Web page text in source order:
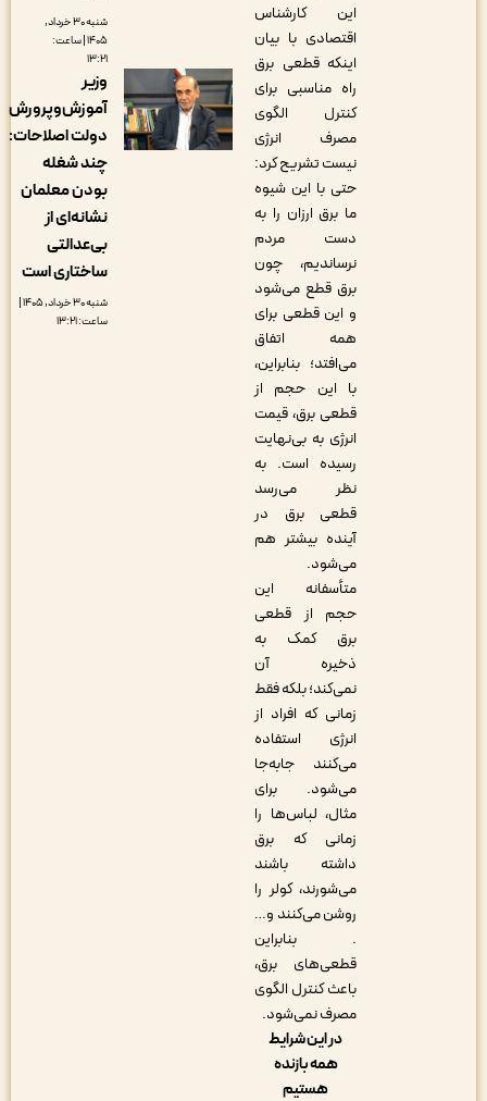
این کارشناس
اقتصادی با بیان
اینکه قطعی برق
راه مناسبی برای
کنترل الگوی
مصرف انرژی
نیست تشریح کرد:
حتی با این شیوه
ما برق ارزان را به
دست مردم
نرساندیم، چون
برق قطع می‌شود
و این قطعی برای
همه اتفاق
می‌افتد؛ بنابراین،
با این حجم از
قطعی برق، قیمت
انرژی به بی‌نهایت
رسیده است. به
نظر می‌رسد
قطعی برق در
آینده بیشتر هم
می‌شود.
متأسفانه این
حجم از قطعی
برق کمک به
ذخیره آن
نمی‌کند؛ بلکه فقط
زمانی که افراد از
انرژی استفاده
می‌کنند جابه‌جا
می‌شود. برای
مثال، لباس‌ها را
زمانی که برق
داشته باشند
می‌شورند، کولر را
روشن می‌کنند و…
. بنابراین
قطعی‌های برق،
باعث کنترل الگوی
مصرف نمی‌شود.
در این شرایط
همه بازنده
شنبه ۳۰ خرداد,
۱۴۰۵ | ساعت:
آموزش‌وپرورش
دولت اصلاحات:
چند شغله
بودن معلمان
نشانه‌ای از
بی‌عدالتی
ساختاری است
شنبه ۳۰ خرداد, ۱۴۰۵ |